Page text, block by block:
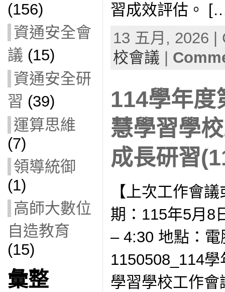
(156)
資通安全會
議 (15)
資通安全研
習 (39)
運算思維
(7)
領導統御
(1)
高師大數位
自造教育
(15)
彙整
習成效評估。
13 五月, 2026
校會議
114學年度
慧學習學
成長研習
【上次工作會
期：115年5月8
– 4:30 地點：
1150508_114
學習學校工作